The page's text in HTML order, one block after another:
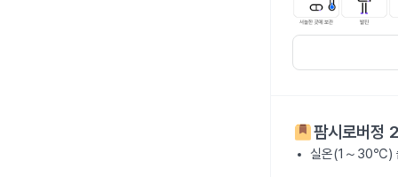
팜시로버
실온(1～30℃)